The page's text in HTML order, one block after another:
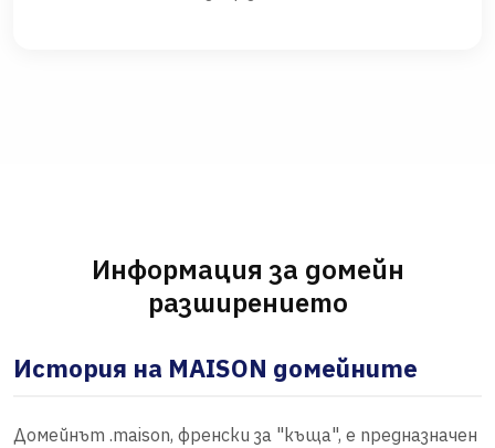
Информация за домейн
разширението
История на MAISON домейните
Домейнът .maison, френски за "къща", е предназначен